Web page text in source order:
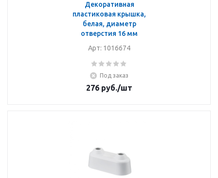
Декоративная
пластиковая крышка,
белая, диаметр
отверстия 16 мм
Арт: 1016674
Под заказ
276 руб./шт